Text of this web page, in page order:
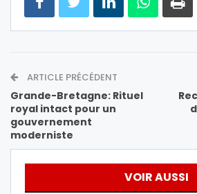
ARTICLE PRÉCÉDENT
Grande-Bretagne: Rituel
royal intact pour un
gouvernement
moderniste
VOIR AUSSI